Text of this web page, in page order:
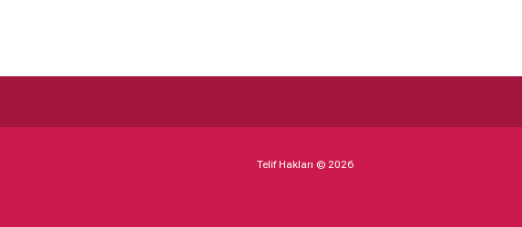
Telif Hakları © 2026